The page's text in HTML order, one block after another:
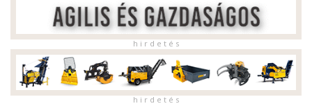
h i r d e t é s
h i r d e t é s